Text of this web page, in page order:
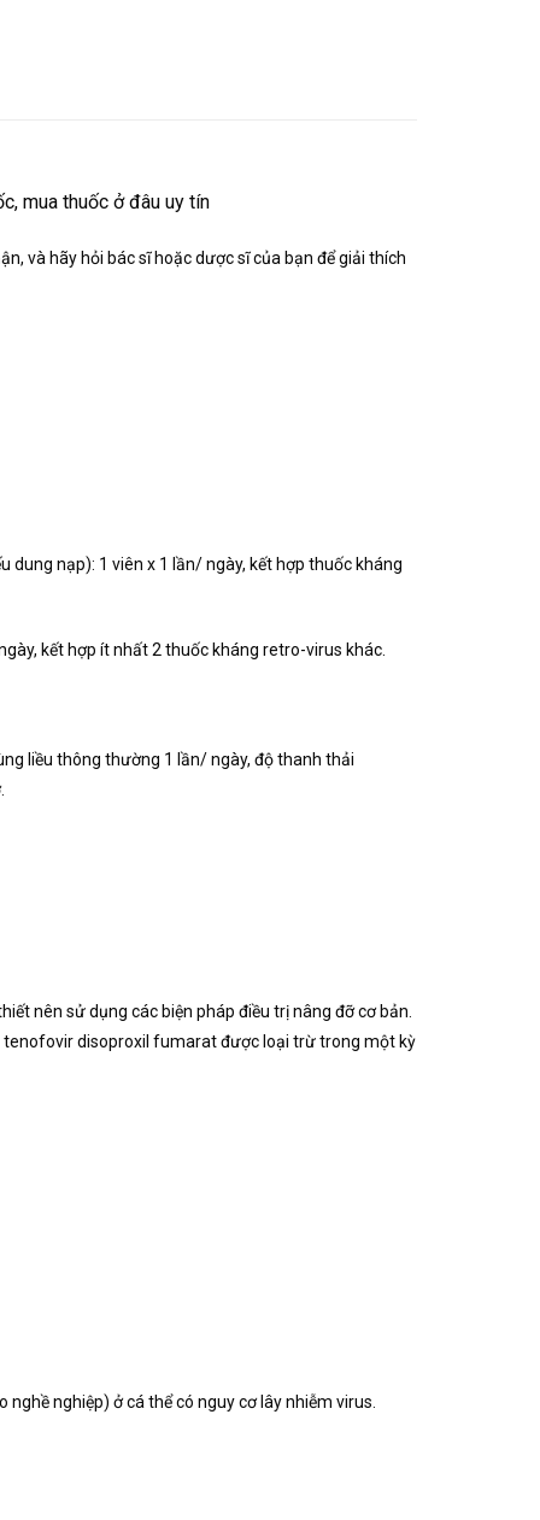
mua thuốc ở đâu uy tín
và hãy hỏi bác sĩ hoặc dược sĩ của bạn để giải thích
dung nạp): 1 viên x 1 lần/ ngày, kết hợp thuốc kháng
kết hợp ít nhất 2 thuốc kháng retro-virus khác.
liều thông thường 1 lần/ ngày, độ thanh thải
nên sử dụng các biện pháp điều trị nâng đỡ cơ bản.
tenofovir disoproxil fumarat được loại trừ trong một kỳ
nghiệp) ở cá thể có nguy cơ lây nhiễm virus.